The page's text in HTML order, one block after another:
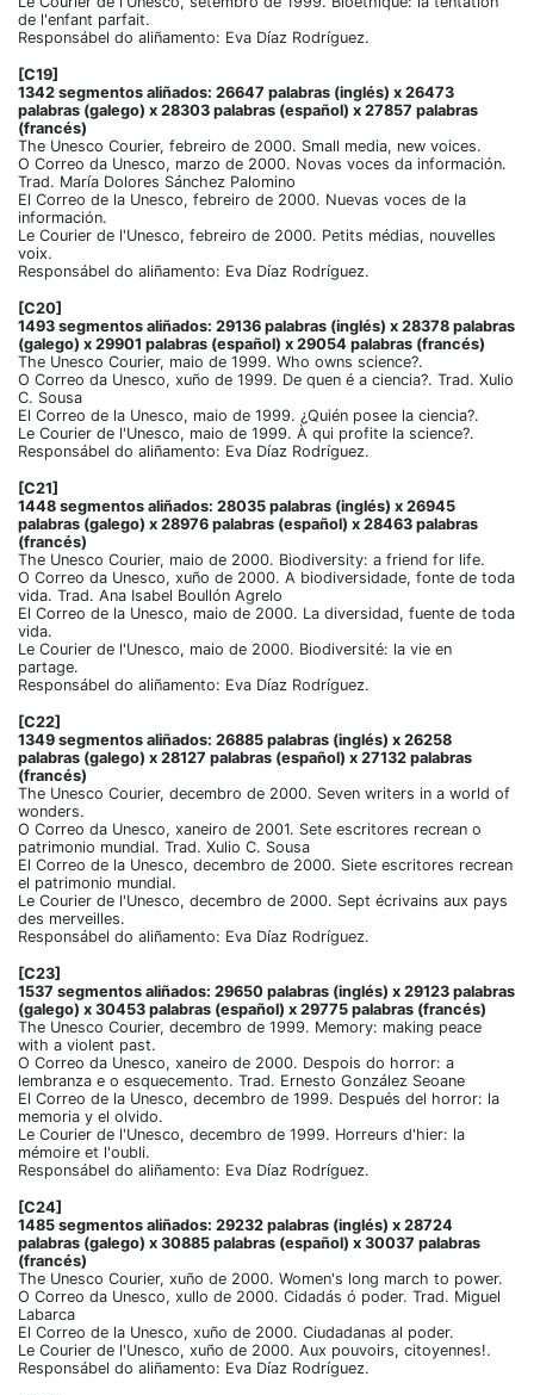
de l'enfant parfait.
Responsábel do aliñamento: Eva Díaz Rodríguez.
[C19]
1342 segmentos aliñados: 26647 palabras (inglés) x 26473
palabras (galego) x 28303 palabras (español) x 27857 palabras
(francés)
The Unesco Courier, febreiro de 2000. Small media, new voices.
O Correo da Unesco, marzo de 2000. Novas voces da información.
Trad. María Dolores Sánchez Palomino
El Correo de la Unesco, febreiro de 2000. Nuevas voces de la
información.
Le Courier de l'Unesco, febreiro de 2000. Petits médias, nouvelles
voix.
Responsábel do aliñamento: Eva Díaz Rodríguez.
[C20]
1493 segmentos aliñados: 29136 palabras (inglés) x 28378 palabras
(galego) x 29901 palabras (español) x 29054 palabras (francés)
The Unesco Courier, maio de 1999. Who owns science?.
O Correo da Unesco, xuño de 1999. De quen é a ciencia?. Trad. Xulio
C. Sousa
El Correo de la Unesco, maio de 1999. ¿Quién posee la ciencia?.
Le Courier de l'Unesco, maio de 1999. À qui profite la science?.
Responsábel do aliñamento: Eva Díaz Rodríguez.
[C21]
1448 segmentos aliñados: 28035 palabras (inglés) x 26945
palabras (galego) x 28976 palabras (español) x 28463 palabras
(francés)
The Unesco Courier, maio de 2000. Biodiversity: a friend for life.
O Correo da Unesco, xuño de 2000. A biodiversidade, fonte de toda
vida. Trad. Ana Isabel Boullón Agrelo
El Correo de la Unesco, maio de 2000. La diversidad, fuente de toda
vida.
Le Courier de l'Unesco, maio de 2000. Biodiversité: la vie en
partage.
Responsábel do aliñamento: Eva Díaz Rodríguez.
[C22]
1349 segmentos aliñados: 26885 palabras (inglés) x 26258
palabras (galego) x 28127 palabras (español) x 27132 palabras
(francés)
The Unesco Courier, decembro de 2000. Seven writers in a world of
wonders.
O Correo da Unesco, xaneiro de 2001. Sete escritores recrean o
patrimonio mundial. Trad. Xulio C. Sousa
El Correo de la Unesco, decembro de 2000. Siete escritores recrean
el patrimonio mundial.
Le Courier de l'Unesco, decembro de 2000. Sept écrivains aux pays
des merveilles.
Responsábel do aliñamento: Eva Díaz Rodríguez.
[C23]
1537 segmentos aliñados: 29650 palabras (inglés) x 29123 palabras
(galego) x 30453 palabras (español) x 29775 palabras (francés)
The Unesco Courier, decembro de 1999. Memory: making peace
with a violent past.
O Correo da Unesco, xaneiro de 2000. Despois do horror: a
lembranza e o esquecemento. Trad. Ernesto González Seoane
El Correo de la Unesco, decembro de 1999. Después del horror: la
memoria y el olvido.
Le Courier de l'Unesco, decembro de 1999. Horreurs d'hier: la
mémoire et l'oubli.
Responsábel do aliñamento: Eva Díaz Rodríguez.
[C24]
1485 segmentos aliñados: 29232 palabras (inglés) x 28724
palabras (galego) x 30885 palabras (español) x 30037 palabras
(francés)
The Unesco Courier, xuño de 2000. Women's long march to power.
O Correo da Unesco, xullo de 2000. Cidadás ó poder. Trad. Miguel
Labarca
El Correo de la Unesco, xuño de 2000. Ciudadanas al poder.
Le Courier de l'Unesco, xuño de 2000. Aux pouvoirs, citoyennes!.
Responsábel do aliñamento: Eva Díaz Rodríguez.